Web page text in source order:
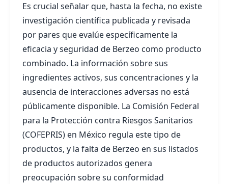
Es crucial señalar que, hasta la fecha, no existe
investigación científica publicada y revisada
por pares que evalúe específicamente la
eficacia y seguridad de Berzeo como producto
combinado. La información sobre sus
ingredientes activos, sus concentraciones y la
ausencia de interacciones adversas no está
públicamente disponible. La Comisión Federal
para la Protección contra Riesgos Sanitarios
(COFEPRIS) en México regula este tipo de
productos, y la falta de Berzeo en sus listados
de productos autorizados genera
preocupación sobre su conformidad